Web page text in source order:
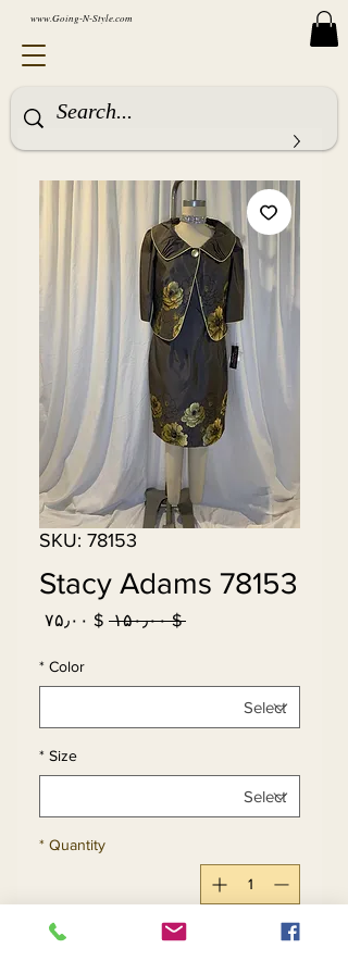
www.Going-N-Style.com
SKU: 78153
Stacy Adams 78153
$ ۱۵۰٫۰۰
Regular
$ ۷۵٫۰۰
Sale
Color
*
Size
*
Quantity
*